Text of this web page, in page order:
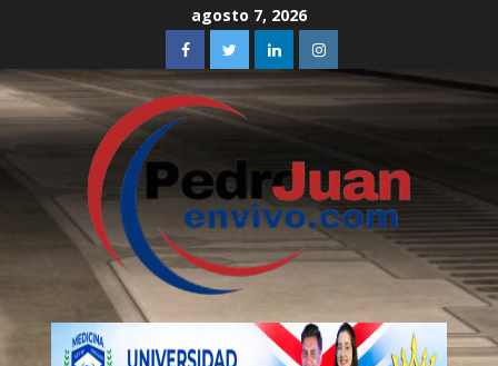
agosto 7, 2026